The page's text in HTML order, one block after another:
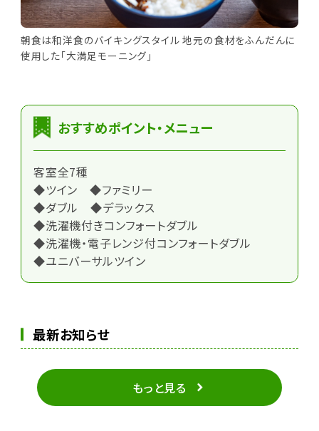
朝食は和洋食のバイキングスタイル 地元の食材をふんだんに
使用した「大満足モーニング」
おすすめポイント・メニュー
客室全7種
◆ツイン ◆ファミリー
◆ダブル ◆デラックス
◆洗濯機付きコンフォートダブル
◆洗濯機・電子レンジ付コンフォートダブル
◆ユニバーサルツイン
最新お知らせ
もっと見る